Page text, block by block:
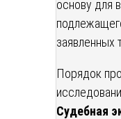
основу для
заявленных
Порядок
Судебная